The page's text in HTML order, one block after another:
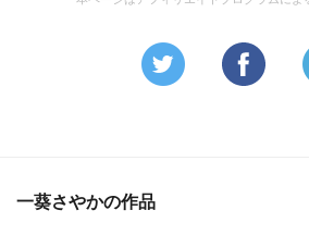
一葵さやかの作品